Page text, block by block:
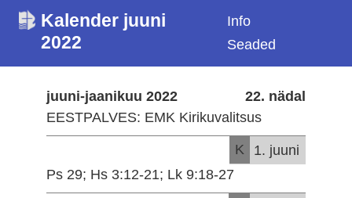
Kalender juuni
2022
Info
Seaded
22. nädal
juuni-jaanikuu 2022
EESTPALVES: EMK Kirikuvalitsus
K
1. juuni
Ps 29; Hs 3:12-21; Lk 9:18-27